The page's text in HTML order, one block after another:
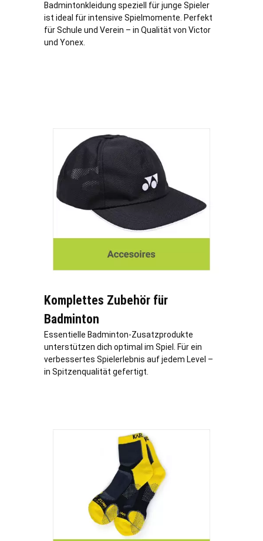
Badmintonkleidung speziell für junge Spieler
ist ideal für intensive Spielmomente. Perfekt
für Schule und Verein – in Qualität von Victor
und Yonex.
Komplettes Zubehör für
Badminton
Essentielle Badminton-Zusatzprodukte
unterstützen dich optimal im Spiel. Für ein
verbessertes Spielerlebnis auf jedem Level –
in Spitzenqualität gefertigt.